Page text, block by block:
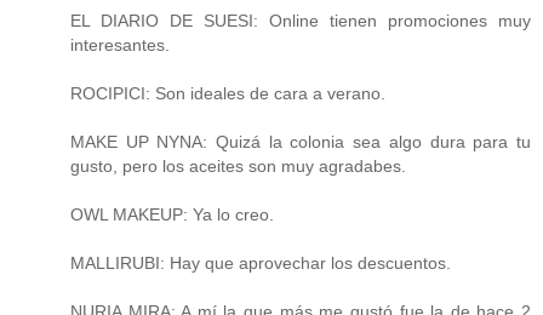
EL DIARIO DE SUESI: Online tienen promociones muy
interesantes.
ROCIPICI: Son ideales de cara a verano.
MAKE UP NYNA: Quizá la colonia sea algo dura para tu
gusto, pero los aceites son muy agradabes.
OWL MAKEUP: Ya lo creo.
MALLIRUBI: Hay que aprovechar los descuentos.